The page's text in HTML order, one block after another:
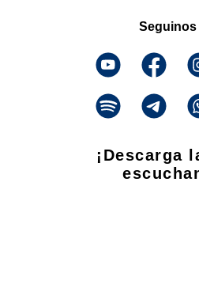
Seguinos
¡Descarga